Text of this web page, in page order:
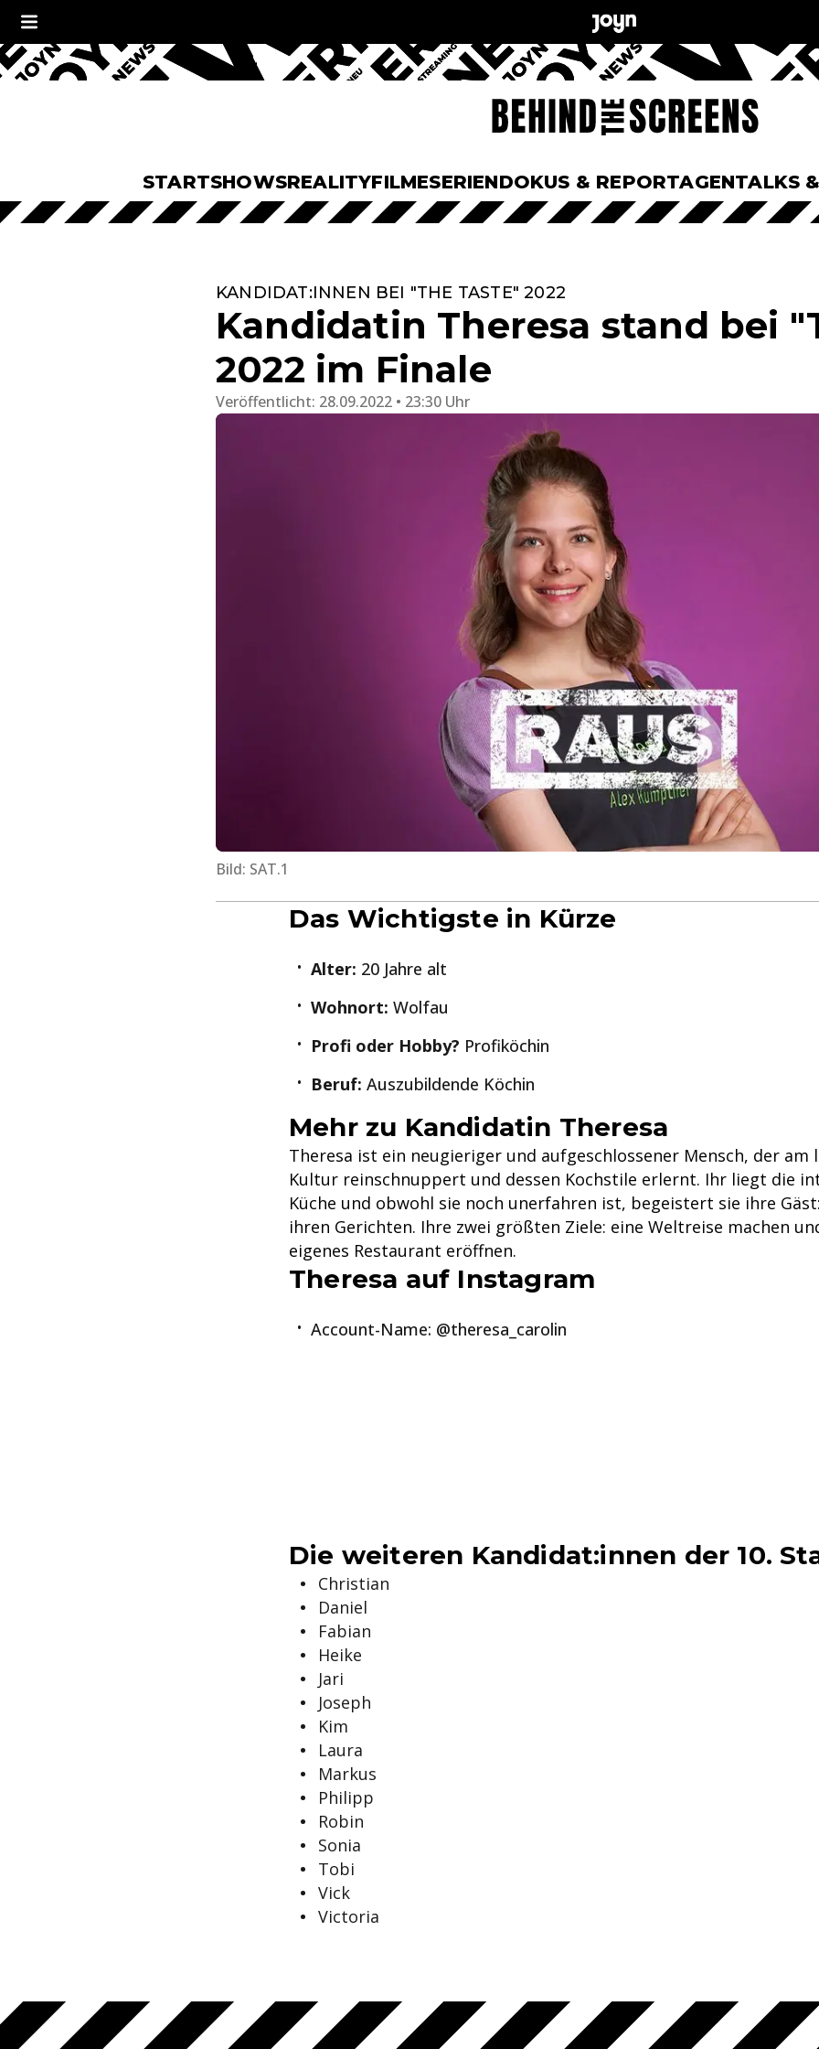
STARTSHOWSREALITYFILMESERIENDOKUS & REPORTAGENTALKS
KANDIDAT:INNEN BEI "THE TASTE" 2022
Kandidatin Theresa stand bei
2022 im Finale
Veröffentlicht: 28.09.2022 • 23:30 Uhr
Bild: SAT.1
Das Wichtigste in Kürze
Alter: 20 Jahre alt
Wohnort: Wolfau
Profi oder Hobby? Profiköchin
Beruf: Auszubildende Köchin
Mehr zu Kandidatin Theresa
Theresa ist ein neugieriger und aufgeschlossener Mensch, der am
Kultur reinschnuppert und dessen Kochstile erlernt. Ihr liegt die
Küche und obwohl sie noch unerfahren ist, begeistert sie ihre
ihren Gerichten. Ihre zwei größten Ziele: eine Weltreise machen
eigenes Restaurant eröffnen.
Theresa auf Instagram
Account-Name: @theresa_carolin
Die weiteren Kandidat:innen der 10.
Christian
Daniel
Fabian
Heike
Jari
Joseph
Kim
Laura
Markus
Philipp
Robin
Sonia
Tobi
Vick
Victoria